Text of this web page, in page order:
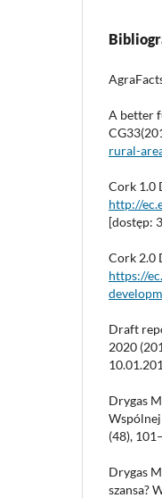
A better
rural-
Cork 1.0
http://
[dostęp:
Cork 2.0
https://
Draft
2020
Drygas
(48),
Drygas
szansa?